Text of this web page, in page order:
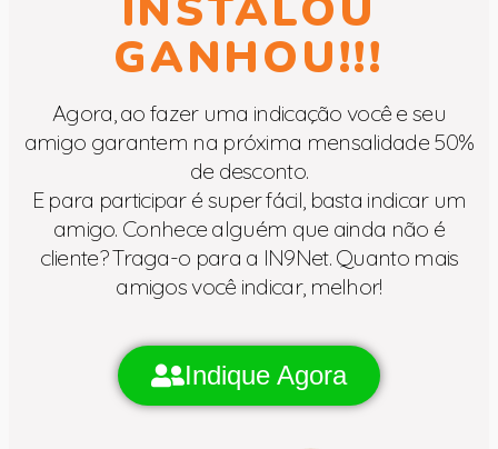
INSTALOU
GANHOU!!!
Agora, ao fazer uma indicação você e seu
amigo garantem na próxima mensalidade 50%
de desconto.
E para participar é super fácil, basta indicar um
amigo. Conhece alguém que ainda não é
cliente? Traga-o para a IN9Net. Quanto mais
amigos você indicar, melhor!
Indique Agora